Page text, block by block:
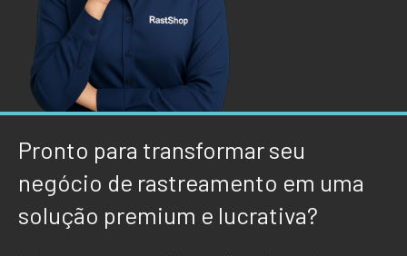
Pronto para transformar seu
negócio de rastreamento em uma
solução premium e lucrativa?